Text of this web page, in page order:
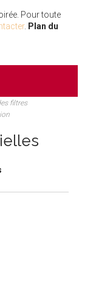
Pour toute
. Plan du
filtres